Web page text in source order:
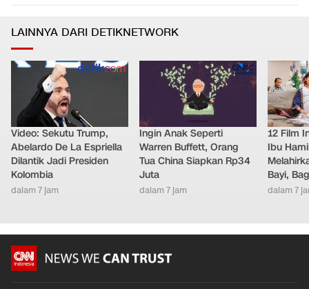
LAINNYA DARI DETIKNETWORK
Video: Sekutu Trump,
Abelardo De La Espriella
Dilantik Jadi Presiden
Kolombia
dalam 7 jam
Ingin Anak Seperti
Warren Buffett, Orang
Tua China Siapkan Rp34
Juta
dalam 7 jam
12 Film
Ibu
Bayi,
dalam 7